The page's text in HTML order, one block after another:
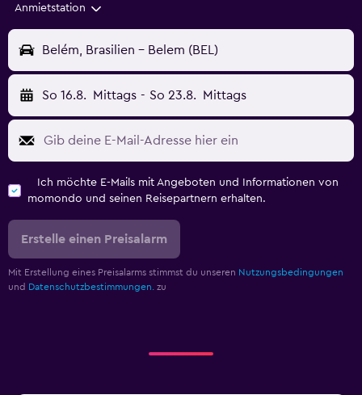
Anmietstation
Belém, Brasilien - Belem (BEL)
So 16.8. Mittags - So 23.8. Mittags
Ich möchte E-Mails mit Angeboten und Informationen von
momondo und seinen Reisepartnern erhalten.
Erstelle einen Preisalarm
Mit Erstellung eines Preisalarms stimmst du unseren Nutzungsbedingungen
und Datenschutzbestimmungen. zu